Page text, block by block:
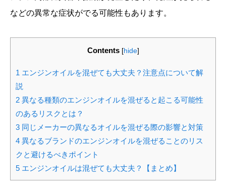
などの異常な症状がでる可能性もあります。
Contents [hide]
1 エンジンオイルを混ぜても大丈夫？注意点について解
説
2 異なる種類のエンジンオイルを混ぜると起こる可能性
のあるリスクとは？
3 同じメーカーの異なるオイルを混ぜる際の影響と対策
4 異なるブランドのエンジンオイルを混ぜることのリス
クと避けるべきポイント
5 エンジンオイルは混ぜても大丈夫？【まとめ】